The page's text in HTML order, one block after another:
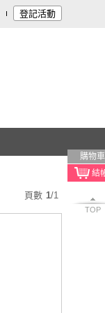
登記活動
購物車
TOP
頁數 1/1